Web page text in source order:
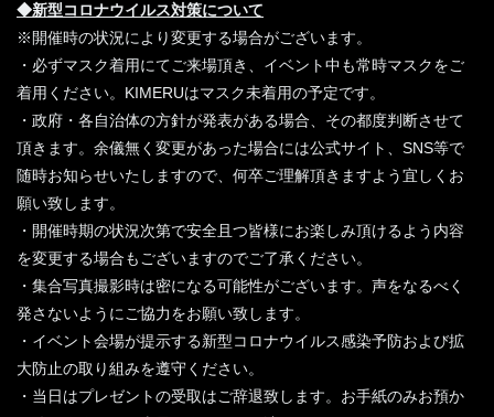
◆新型コロナウイルス対策について
※開催時の状況により変更する場合がございます。
・必ずマスク着用にてご来場頂き、イベント中も常時マスクをご
着用ください。KIMERUはマスク未着用の予定です。
・政府・各自治体の方針が発表がある場合、その都度判断させて
頂きます。余儀無く変更があった場合には公式サイト、SNS等で
随時お知らせいたしますので、何卒ご理解頂きますよう宜しくお
願い致します。
・開催時期の状況次第で安全且つ皆様にお楽しみ頂けるよう内容
を変更する場合もございますのでご了承ください。
・集合写真撮影時は密になる可能性がございます。声をなるべく
発さないようにご協力をお願い致します。
・イベント会場が提示する新型コロナウイルス感染予防および拡
大防止の取り組みを遵守ください。
・当日はプレゼントの受取はご辞退致します。お手紙のみお預か